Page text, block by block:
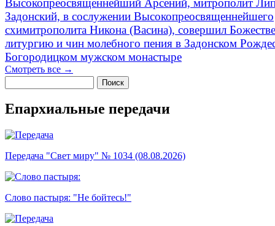
Задонский, в сослужении Высокопреосвященнейшего
схимитрополита Никона (Васина), совершил
литургию и чин молебного пения в Задонском
Богородицком мужском монастыре
Смотреть все →
Поиск
Епархиальные передачи
Передача "Свет миру" № 1034 (08.08.2026)
Слово пастыря: "Не бойтесь!"